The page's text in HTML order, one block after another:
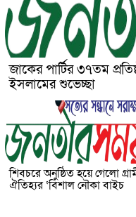
জাকের পার্টির ৩৭তম
ইসলামের শুভেচ্ছা
শিবচরে অনুষ্ঠিত হয়ে গেলো
ঐতিহ্যর ‘বিশাল নৌকা বাইচ